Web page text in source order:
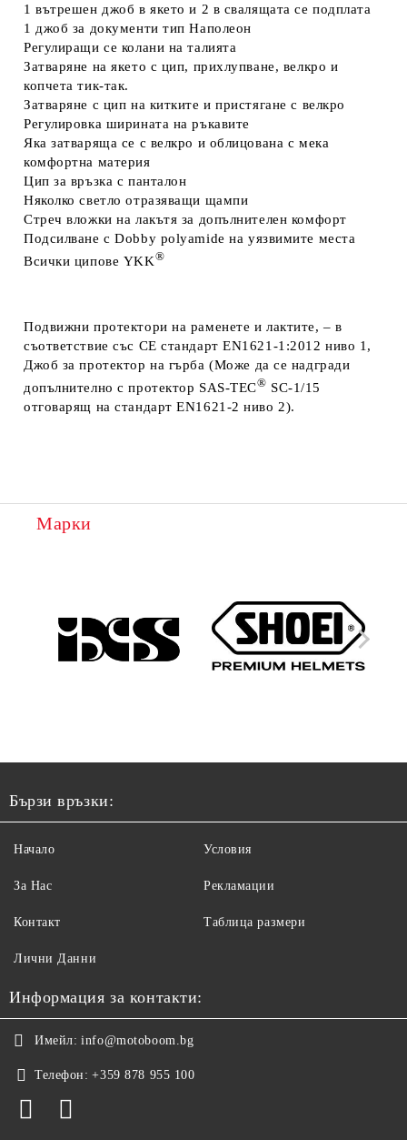
1 вътрешен джоб в якето и 2 в свалящата се подплата
1 джоб за документи тип Наполеон
Регулиращи се колани на талията
Затваряне на якето с цип, прихлупване, велкро и
копчета тик-так.
Затваряне с цип на китките и пристягане с велкро
Регулировка ширината на ръкавите
Яка затваряща се с велкро и облицована с мека
комфортна материя
Цип за връзка с панталон
Няколко светло отразяващи щампи
Стреч вложки на лакътя за допълнителен комфорт
Подсилване с Dobby polyamide на уязвимите места
Всички ципове YKK®
Подвижни протектори на раменете и лактите, – в
съответствие със CE стандарт EN1621-1:2012 ниво 1,
Джоб за протектор на гърба (Може да се надгради
допълнително с протектор SAS-TEC® SC-1/15
отговарящ на стандарт EN1621-2 ниво 2).
Марки
Бързи връзки:
Начало
За Нас
Контакт
Лични Данни
Условия
Рекламации
Таблица размери
Информация за контакти:
Имейл: info@motoboom.bg
Телефон: +359 878 955 100